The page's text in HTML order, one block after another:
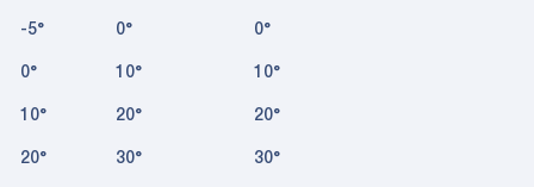
-5° 0° 0°
0° 10° 10°
10° 20° 20°
20° 30° 30°